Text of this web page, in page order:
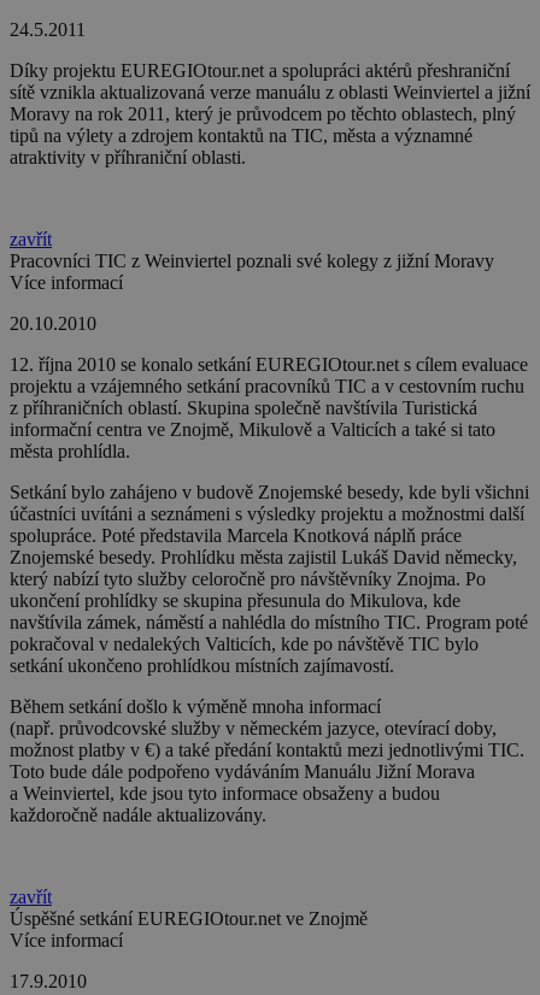
24.5.2011
Díky projektu EUREGIOtour.net a spolupráci aktérů přeshraniční
sítě vznikla aktualizovaná verze manuálu z oblasti Weinviertel a jižní
Moravy na rok 2011, který je průvodcem po těchto oblastech, plný
tipů na výlety a zdrojem kontaktů na TIC, města a významné
atraktivity v příhraniční oblasti.
zavřít
Pracovníci TIC z Weinviertel poznali své kolegy z jižní Moravy
Více informací
20.10.2010
12. října 2010 se konalo setkání EUREGIOtour.net s cílem evaluace
projektu a vzájemného setkání pracovníků TIC a v cestovním ruchu
z příhraničních oblastí. Skupina společně navštívila Turistická
informační centra ve Znojmě, Mikulově a Valticích a také si tato
města prohlídla.
Setkání bylo zahájeno v budově Znojemské besedy, kde byli všichni
účastníci uvítáni a seznámeni s výsledky projektu a možnostmi další
spolupráce. Poté představila Marcela Knotková náplň práce
Znojemské besedy. Prohlídku města zajistil Lukáš David německy,
který nabízí tyto služby celoročně pro návštěvníky Znojma. Po
ukončení prohlídky se skupina přesunula do Mikulova, kde
navštívila zámek, náměstí a nahlédla do místního TIC. Program poté
pokračoval v nedalekých Valticích, kde po návštěvě TIC bylo
setkání ukončeno prohlídkou místních zajímavostí.
Během setkání došlo k výměně mnoha informací
(např. průvodcovské služby v německém jazyce, otevírací doby,
možnost platby v €) a také předání kontaktů mezi jednotlivými TIC.
Toto bude dále podpořeno vydáváním Manuálu Jižní Morava
a Weinviertel, kde jsou tyto informace obsaženy a budou
každoročně nadále aktualizovány.
zavřít
Úspěšné setkání EUREGIOtour.net ve Znojmě
Více informací
17.9.2010